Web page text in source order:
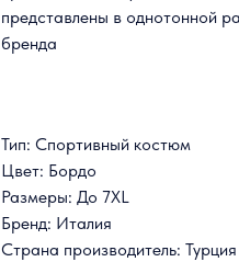
представлены в однотонной
бренда
Тип: Спортивный костюм
Цвет: Бордо
Размеры: До 7XL
Бренд: Италия
Страна производитель: Турция